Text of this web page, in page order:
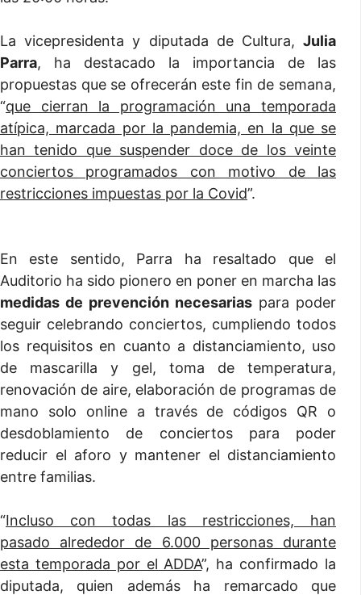
La vicepresidenta y diputada de Cultura, Julia
Parra, ha destacado la importancia de las
propuestas que se ofrecerán este fin de semana,
“que cierran la programación una temporada
atípica, marcada por la pandemia, en la que se
han tenido que suspender doce de los veinte
conciertos programados con motivo de las
restricciones impuestas por la Covid”.
En este sentido, Parra ha resaltado que el
Auditorio ha sido pionero en poner en marcha las
medidas de prevención necesarias para poder
seguir celebrando conciertos, cumpliendo todos
los requisitos en cuanto a distanciamiento, uso
de mascarilla y gel, toma de temperatura,
renovación de aire, elaboración de programas de
mano solo online a través de códigos QR o
desdoblamiento de conciertos para poder
reducir el aforo y mantener el distanciamiento
entre familias.
“Incluso con todas las restricciones, han
pasado alrededor de 6.000 personas durante
esta temporada por el ADDA”, ha confirmado la
diputada, quien además ha remarcado que